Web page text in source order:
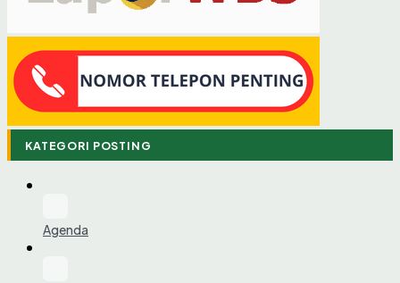
KATEGORI POSTING
Agenda